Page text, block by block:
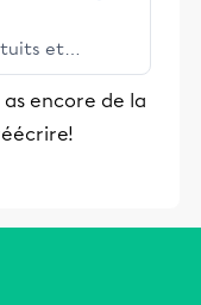
et
les élèves
encore de la